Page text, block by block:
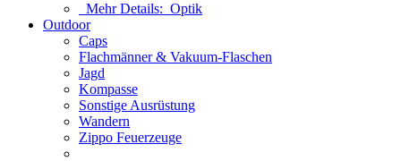
Mehr Details: Optik
Outdoor
Caps
Flachmänner & Vakuum-Flaschen
Jagd
Kompasse
Sonstige Ausrüstung
Wandern
Zippo Feuerzeuge